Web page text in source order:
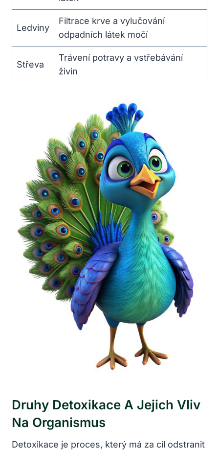
Ledviny
Filtrace ⁢krve a⁤ vylučování
odpadních látek‌ močí
Střeva
Trávení ⁢potravy a vstřebávání
živin
Druhy Detoxikace⁤ A Jejich Vliv
Na Organismus
Detoxikace je proces, který⁤ má za cíl odstranit⁣